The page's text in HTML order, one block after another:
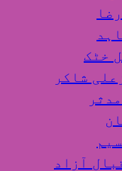
خٹک
شاکر
آزاد